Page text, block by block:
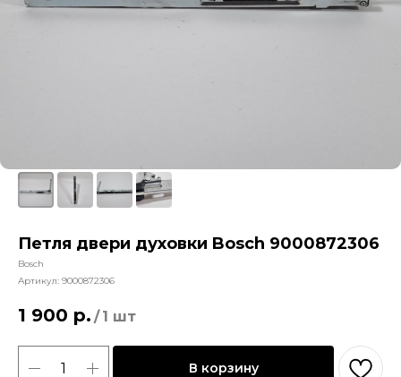
Петля двери духовки Bosch 9000872306
Bosch
Артикул: 9000872306
1 900 р. / 1 шт
В корзину